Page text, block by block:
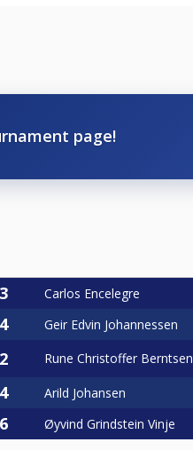
page!
Carlos Encelegre
Geir Edvin Johannessen
Rune Christoffer Berntsen
Arild Johansen
Øyvind Grindstein Vinje